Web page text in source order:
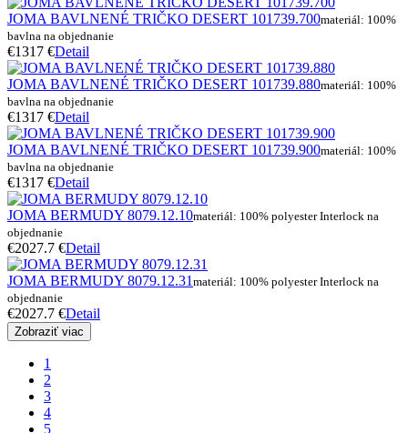
JOMA BAVLNENÉ TRIČKO DESERT 101739.700materiál: 100%
bavlna na objednanie
€1317 €Detail
JOMA BAVLNENÉ TRIČKO DESERT 101739.880materiál: 100%
bavlna na objednanie
€1317 €Detail
JOMA BAVLNENÉ TRIČKO DESERT 101739.900materiál: 100%
bavlna na objednanie
€1317 €Detail
JOMA BERMUDY 8079.12.10materiál: 100% polyester Interlock na
objednanie
€2027.7 €Detail
JOMA BERMUDY 8079.12.31 materiál: 100% polyester Interlock na
objednanie
€2027.7 €Detail
Zobraziť viac
1
2
3
4
5